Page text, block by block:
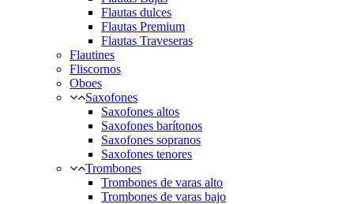
Flautas dulces
Flautas Premium
Flautas Traveseras
Flautines
Fliscornos
Oboes
Saxofones
Saxofones altos
Saxofones barítonos
Saxofones sopranos
Saxofones tenores
Trombones
Trombones de varas alto
Trombones de varas bajo